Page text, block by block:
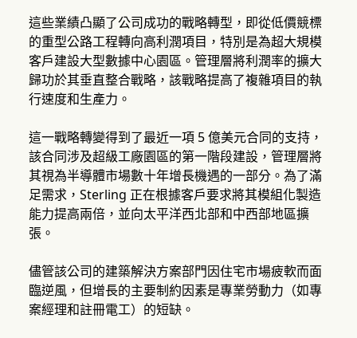
這些業績凸顯了公司成功的戰略轉型，即從低價競標
的重型公路工程轉向高利潤項目，特別是為超大規模
客戶建設大型數據中心園區。管理層將利潤率的擴大
歸功於其垂直整合戰略，該戰略提高了複雜項目的執
行速度和生產力。
這一戰略轉變得到了最近一項 5 億美元合同的支持，
該合同涉及超級工廠園區的第一階段建設，管理層將
其視為半導體市場數十年增長機遇的一部分。為了滿
足需求，Sterling 正在根據客戶要求將其模組化製造
能力提高兩倍，並向太平洋西北部和中西部地區擴
張。
儘管該公司的建築解決方案部門因住宅市場疲軟而面
臨逆風，但增長的主要制約因素是專業勞動力（如專
案經理和註冊電工）的短缺。